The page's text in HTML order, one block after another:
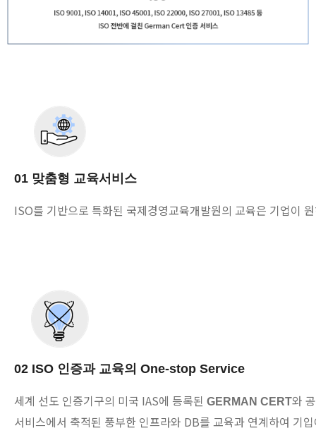
01 맞춤형 교육서비스
ISO를 기반으로 특화된 국제경영교육개발원의 교육은 기업이
02 ISO 인증과 교육의 One-stop Service
세계 선도 인증기구의 미국 IAS에 등록된 GERMAN CERT와
서비스에서 축적된 풍부한 인프라와 DB를 교육과 연계하여 기